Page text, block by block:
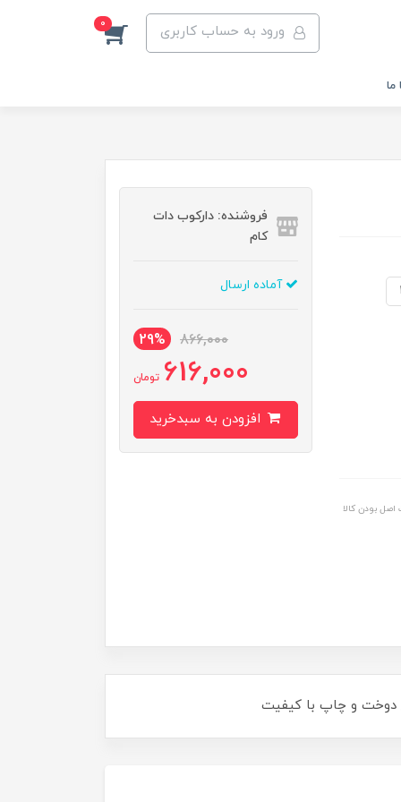
ورود به حساب کاربری 0
ما
بودن کالا
فروشنده: دارکوب دات
کام
آماده ارسال
866,000
29%
616,000 تومان